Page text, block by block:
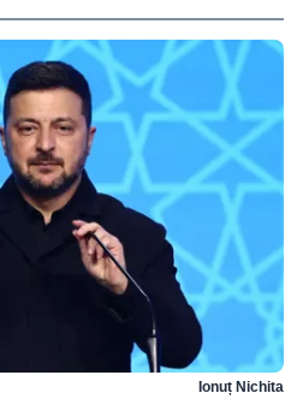
Ionuț Nichita